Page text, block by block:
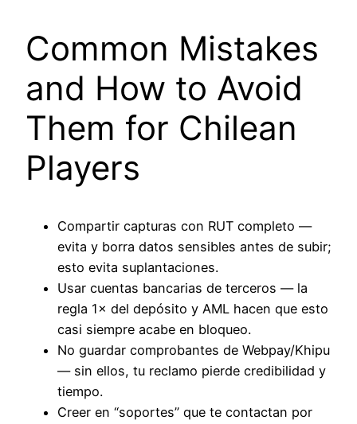
Common Mistakes
and How to Avoid
Them for Chilean
Players
Compartir capturas con RUT completo —
evita y borra datos sensibles antes de subir;
esto evita suplantaciones.
Usar cuentas bancarias de terceros — la
regla 1× del depósito y AML hacen que esto
casi siempre acabe en bloqueo.
No guardar comprobantes de Webpay/Khipu
— sin ellos, tu reclamo pierde credibilidad y
tiempo.
Creer en “soportes” que te contactan por